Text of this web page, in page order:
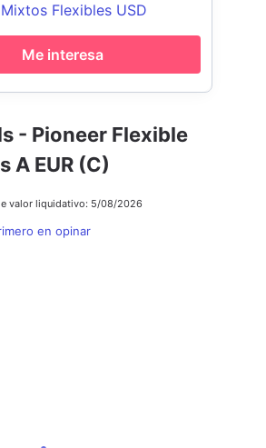
- Pioneer Flexible
A EUR (C)
valor liquidativo: 5/08/2026
en opinar
Mixtos Flexibles USD
Me interesa